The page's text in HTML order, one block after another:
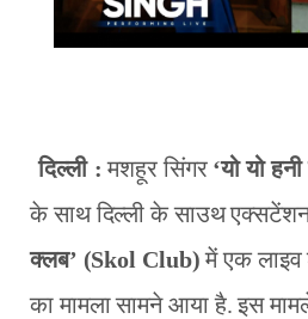
दिल्ली :मशहूर सिंगर ‘यो यो
के साथ दिल्ली के साउथ एक्सटेंशन
क्लब’ (Skol Club)में एक लाइव
का मामला सामने आया है. इस